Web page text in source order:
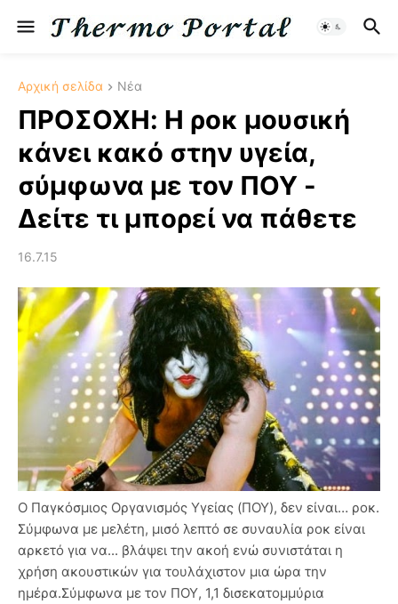
Αρχική σελίδα Νέα
ΠΡΟΣΟΧΗ: Η ροκ μουσική
κάνει κακό στην υγεία,
σύμφωνα με τον ΠΟΥ -
Δείτε τι μπορεί να πάθετε
16.7.15
Ο Παγκόσμιος Οργανισμός Υγείας (ΠΟΥ), δεν είναι… ροκ.
Σύμφωνα με μελέτη, μισό λεπτό σε συναυλία ροκ είναι
αρκετό για να... βλάψει την ακοή ενώ συνιστάται η
χρήση ακουστικών για τουλάχιστον μια ώρα την
ημέρα.Σύμφωνα με τον ΠΟΥ, 1,1 δισεκατομμύρια